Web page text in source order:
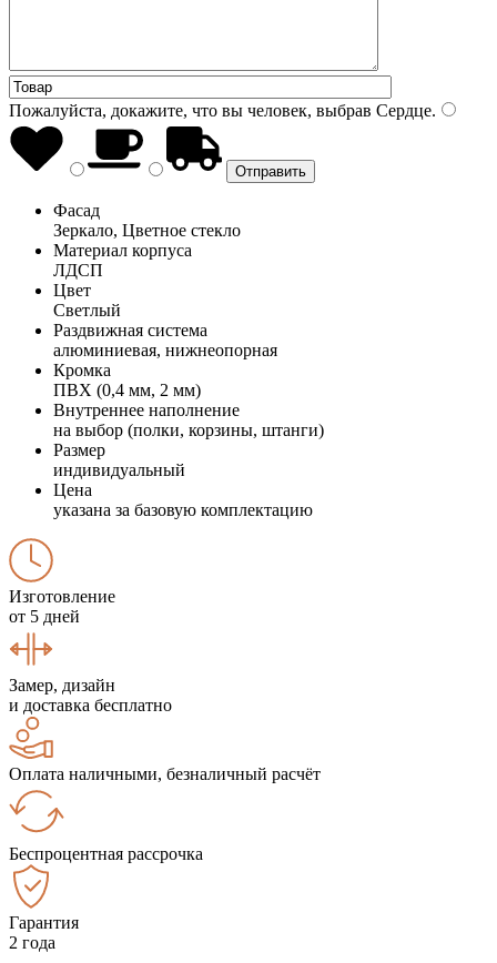
Пожалуйста, докажите, что вы человек, выбрав Сердце.
Фасад
Зеркало, Цветное стекло
Материал корпуса
ЛДСП
Цвет
Светлый
Раздвижная система
алюминиевая, нижнеопорная
Кромка
ПВХ (0,4 мм, 2 мм)
Внутреннее наполнение
на выбор (полки, корзины, штанги)
Размер
индивидуальный
Цена
указана за базовую комплектацию
Изготовление
от 5 дней
Замер, дизайн
и доставка бесплатно
Оплата наличными, безналичный расчёт
Беспроцентная рассрочка
Гарантия
2 года